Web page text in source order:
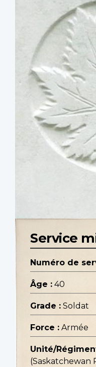
Service
Numéro de
Âge : 40
Grade : Soldat
Force : Armée
Unité/
(Saskatchewan